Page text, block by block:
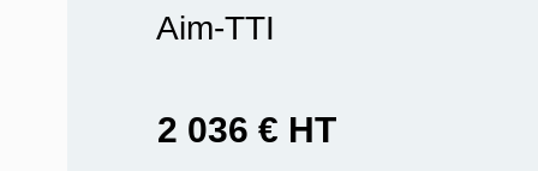
Aim-TTI
2 036 € HT